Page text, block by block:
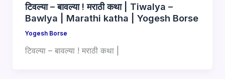
टिवल्या – बावल्या ! मराठी कथा | Tiwalya –
Bawlya | Marathi katha | Yogesh Borse
Yogesh Borse
टिवल्या – बावल्या ! मराठी कथा |